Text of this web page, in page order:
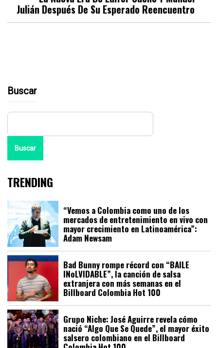
Julián Después De Su Esperado Reencuentro
Buscar
Buscar
TRENDING
“Vemos a Colombia como uno de los
mercados de entretenimiento en vivo con
mayor crecimiento en Latinoamérica”:
Adam Newsam
Bad Bunny rompe récord con “BAILE
INoLVIDABLE”, la canción de salsa
extranjera con más semanas en el
Billboard Colombia Hot 100
Grupo Niche: José Aguirre revela cómo
nació “Algo Que Se Quede”, el mayor éxito
salsero colombiano en el Billboard